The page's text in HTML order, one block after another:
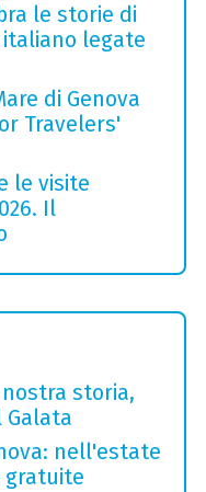
le storie di
legate
di Genova
Travelers'
le visite
Il
nostra storia,
nell'estate
gratuite